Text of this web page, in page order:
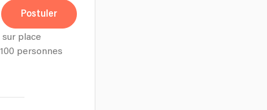
place
personnes
Postuler